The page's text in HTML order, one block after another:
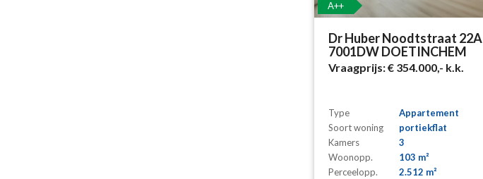
A++
Dr Huber Noodtstraat 22A
7001DW DOETINCHEM
Vraagprijs:€ 354.000,- k.k.
Type
Appartement
Soort woning
portiekflat
Kamers
3
Woonopp.
103 m²
Perceelopp.
2.512 m²